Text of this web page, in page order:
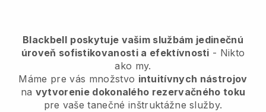
Blackbell poskytuje vašim službám jedinečnú
úroveň sofistikovanosti a efektívnosti - Nikto
ako my.
Máme pre vás množstvo intuitívnych nástrojov
na vytvorenie dokonalého rezervačného toku
pre vaše tanečné inštruktážne služby.